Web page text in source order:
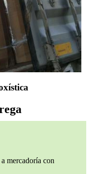
mercadoría con